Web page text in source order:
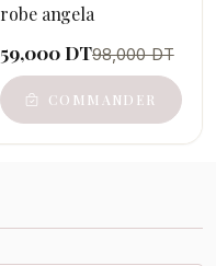
robe angela
59,000 DT98,000 DT
COMMANDER